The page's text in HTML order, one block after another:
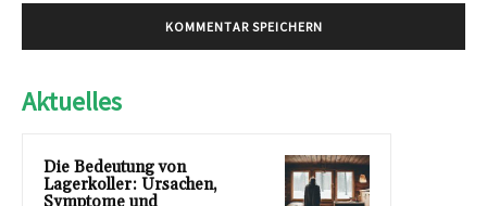
Aktuelles
Die Bedeutung von
Lagerkoller: Ursachen,
Symptome und